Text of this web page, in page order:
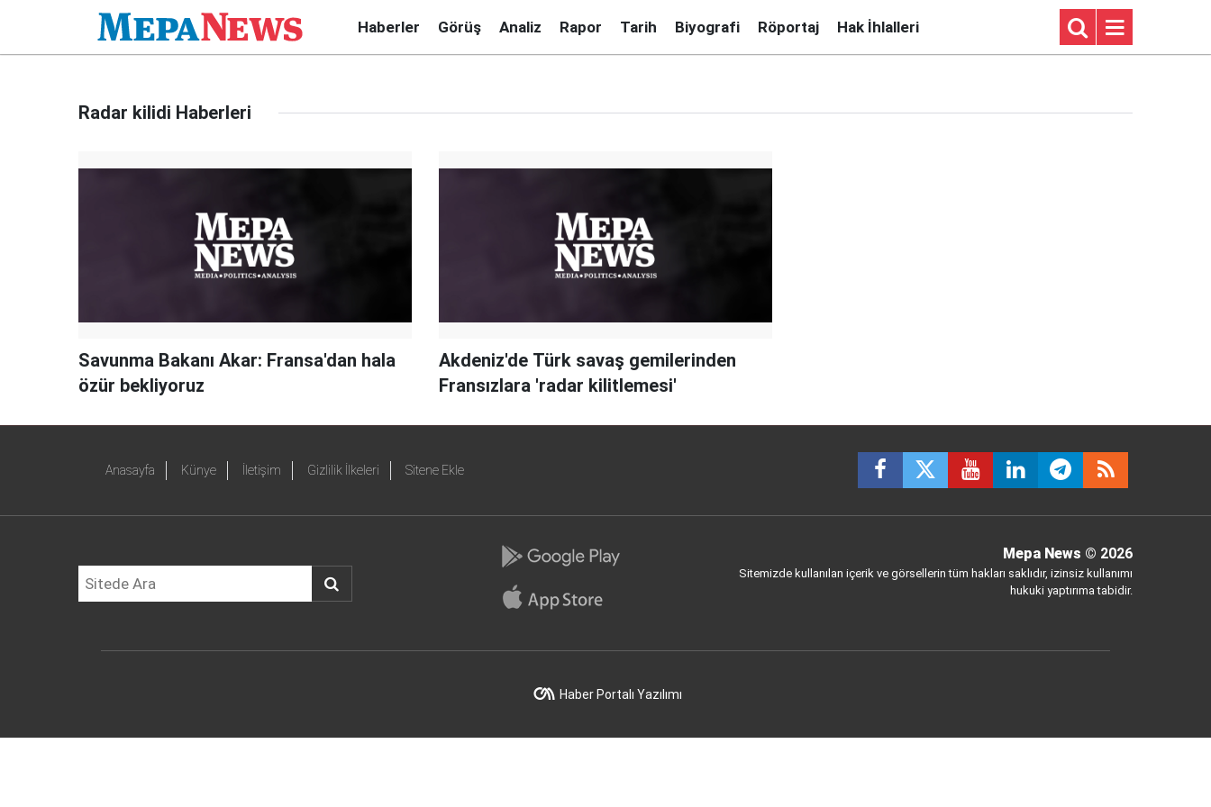
Haberler Görüş Analiz Rapor Tarih Biyografi Röportaj Hak İhlalleri
Radar kilidi Haberleri
Savunma Bakanı Akar: Fransa'dan hala
özür bekliyoruz
Akdeniz'de Türk savaş gemilerinden
Fransızlara 'radar kilitlemesi'
Anasayfa Künye İletişim Gizlilik İlkeleri Sitene Ekle
Mepa News © 2026
Sitemizde kullanılan içerik ve görsellerin tüm hakları saklıdır, izinsiz kullanımı
hukuki yaptırıma tabidir.
Haber Portalı Yazılımı